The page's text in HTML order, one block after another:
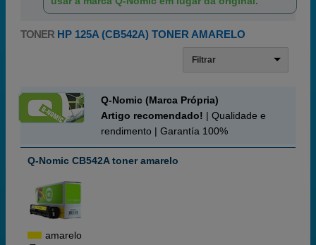
TONER HP 125A (CB542A) TONER AMARELO
Filtrar
Q-Nomic (Marca Própria)
Artigo recomendado! | Qualidade e
rendimento | Garantía 100%
Q-Nomic CB542A toner amarelo
amarelo